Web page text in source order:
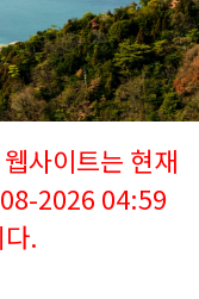
사이트는 현재
2026 04:59
.